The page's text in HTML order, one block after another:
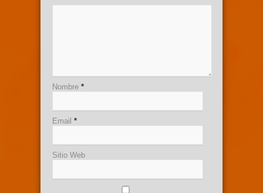
Nombre *
Email *
Sitio Web